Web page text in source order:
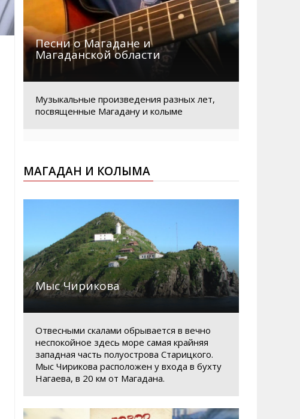
Песни о Магадане и
Магаданской области
Музыкальные произведения разных лет,
посвященные Магадану и колыме
МАГАДАН И КОЛЫМА
Мыс Чирикова
Отвесными скалами обрывается в вечно
неспокойное здесь море самая крайняя
западная часть полуострова Старицкого.
Мыс Чирикова расположен у входа в бухту
Нагаева, в 20 км от Магадана.